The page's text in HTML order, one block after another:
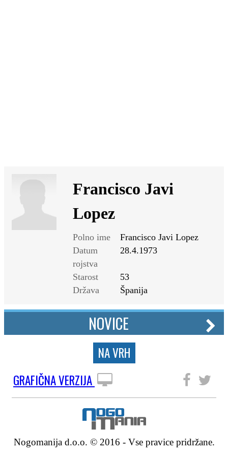
Francisco Javi
Lopez
Polno ime
Francisco Javi Lopez
Datum
rojstva
28.4.1973
Starost
53
Država
Španija
NOVICE
NA VRH
GRAFIČNA VERZIJA
Nogomanija d.o.o. © 2016 - Vse pravice pridržane.